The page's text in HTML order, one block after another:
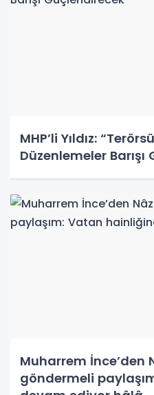
MHP’li Yıldız:
Düzenlemeler
Muharrem İnce’den
göndermeli